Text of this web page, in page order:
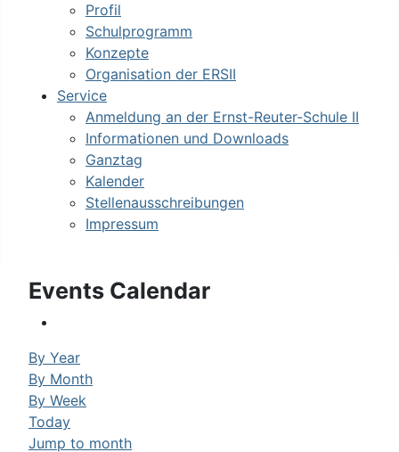
Profil
Schulprogramm
Konzepte
Organisation der ERSII
Service
Anmeldung an der Ernst-Reuter-Schule II
Informationen und Downloads
Ganztag
Kalender
Stellenausschreibungen
Impressum
Events Calendar
By Year
By Month
By Week
Today
Jump to month